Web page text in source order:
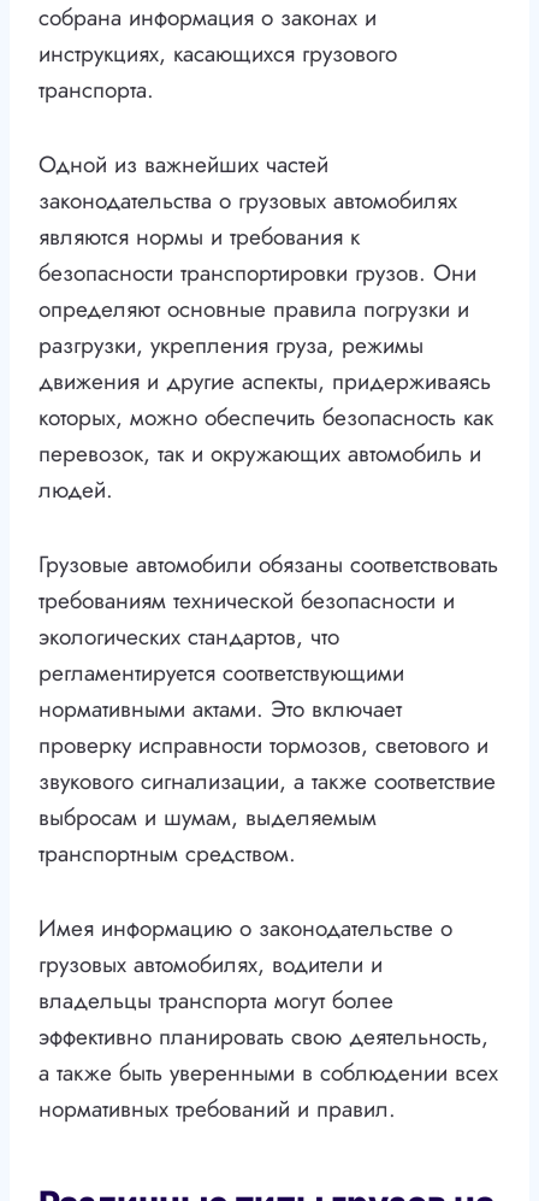
собрана информация о законах и
инструкциях, касающихся грузового
транспорта.
Одной из важнейших частей
законодательства о грузовых автомобилях
являются нормы и требования к
безопасности транспортировки грузов. Они
определяют основные правила погрузки и
разгрузки, укрепления груза, режимы
движения и другие аспекты, придерживаясь
которых, можно обеспечить безопасность как
перевозок, так и окружающих автомобиль и
людей.
Грузовые автомобили обязаны соответствовать
требованиям технической безопасности и
экологических стандартов, что
регламентируется соответствующими
нормативными актами. Это включает
проверку исправности тормозов, светового и
звукового сигнализации, а также соответствие
выбросам и шумам, выделяемым
транспортным средством.
Имея информацию о законодательстве о
грузовых автомобилях, водители и
владельцы транспорта могут более
эффективно планировать свою деятельность,
а также быть уверенными в соблюдении всех
нормативных требований и правил.